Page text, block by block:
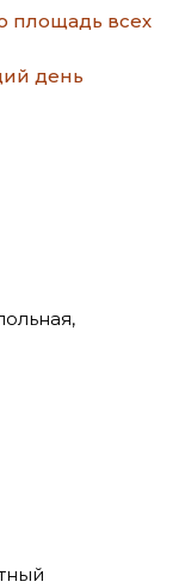
площадь всех
день